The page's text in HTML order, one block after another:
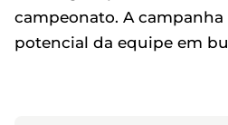
campeonato. A
potencial da equipe em